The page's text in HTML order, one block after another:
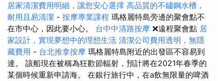
居家清潔費用明細，讓您安心選擇 高品質的不鏽鋼水槽，
耐用且易清潔 - 按摩專業課程 瑪格麗特島旁邊的聚會點不
在市中心，因此要小心。 台中中清路按摩 ❌遠程聚會點 居
家設計，實現夢想中的理想生活 清潔公司費用透明，無隱
藏費用 - 台北推拿按摩 瑪格麗特島附近的出發區不容易到
達。 該船現在被稱為狂歡節輻射，預計將在2021年春季的
某個時候重新申請海。 在銀行旅行中，在a飲無限量的啤酒